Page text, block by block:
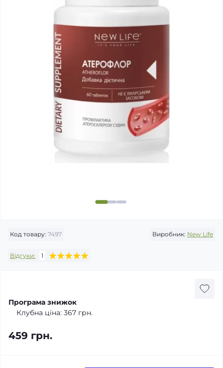
Код товару: 7497 Виробник: New Life
Відгуки: 1
Програма знижок
Клубна ціна: 367 грн.
459 грн.